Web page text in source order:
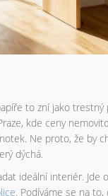
to zní jako
kde ceny
Ne proto, že by
dýchá.
ideální interiér. Jde
. Podíváme se na